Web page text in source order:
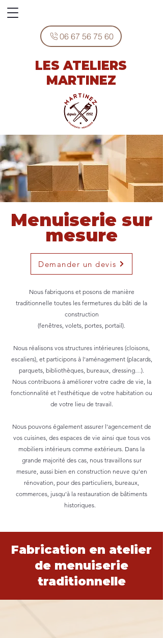
06 67 56 75 60
LES ATELIERS
MARTINEZ
Menuiserie sur
mesure
Demander un devis
Nous fabriquons et posons de manière
traditionnelle toutes les fermetures du bâti de la
construction
(fenêtres, volets, portes, portail).
Nous réalisons vos structures intérieures (cloisons,
escaliers), et participons à l'aménagement (placards,
parquets, bibliothèques, bureaux, dressing…).
Nous contribuons à améliorer votre cadre de vie, la
fonctionnalité et l'esthétique de votre habitation ou
de votre lieu de travail.
Nous pouvons également assurer l'agencement de
vos cuisines, des espaces de vie ainsi que tous vos
mobiliers intérieurs comme extérieurs. Dans la
grande majorité des cas, nous travaillons sur
mesure, aussi bien en construction neuve qu'en
rénovation, pour des particuliers, bureaux,
commerces, jusqu'à la restauration de bâtiments
historiques.
Fabrication en atelier
de menuiserie
traditionnelle